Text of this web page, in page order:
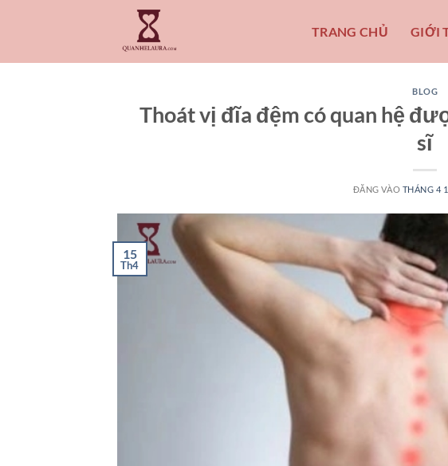
TRANG CHỦ GIỚI
BLOG
Thoát vị đĩa đệm có quan hệ
sĩ
ĐĂNG VÀO THÁNG 4
15
Th4